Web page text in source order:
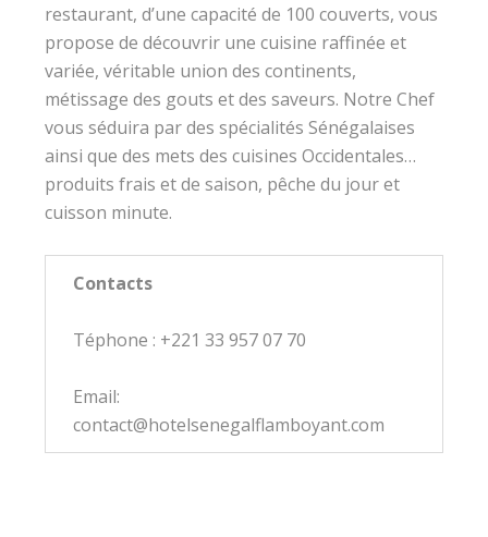
restaurant, d’une capacité de 100 couverts, vous
propose de découvrir une cuisine raffinée et
variée, véritable union des continents,
métissage des gouts et des saveurs. Notre Chef
vous séduira par des spécialités Sénégalaises
ainsi que des mets des cuisines Occidentales…
produits frais et de saison, pêche du jour et
cuisson minute.
Contacts
Téphone : +221 33 957 07 70
Email:
contact@hotelsenegalflamboyant.com